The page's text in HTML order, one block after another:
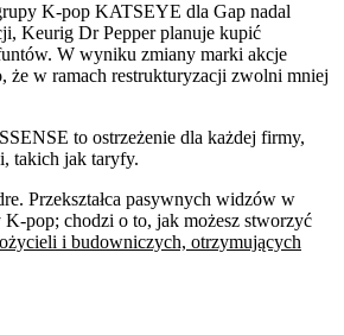
K-pop KATSEYE dla Gap nadal
Keurig Dr Pepper planuje kupić
W wyniku zmiany marki akcje
że w ramach restrukturyzacji zwolni mniej
to ostrzeżenie dla każdej firmy,
takich jak taryfy.
Przekształca pasywnych widzów w
pop; chodzi o to, jak możesz stworzyć
i budowniczych, otrzymujących